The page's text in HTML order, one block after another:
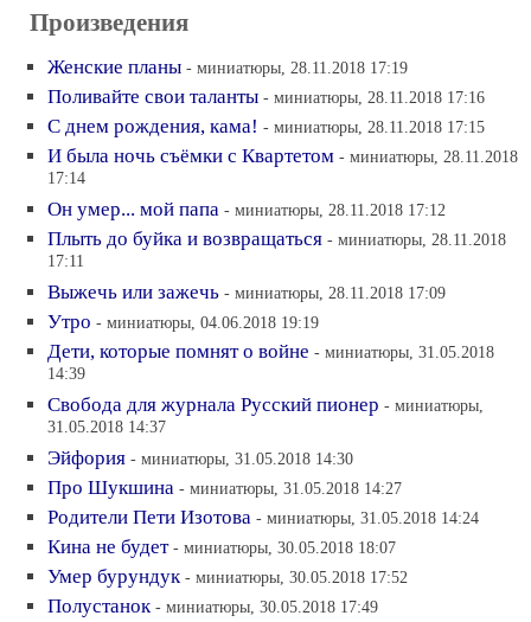
Произведения
Женские планы - миниатюры, 28.11.2018 17:19
Поливайте свои таланты - миниатюры, 28.11.2018 17:16
С днем рождения, кама! - миниатюры, 28.11.2018 17:15
И была ночь съёмки с Квартетом - миниатюры, 28.11.2018
17:14
Он умер... мой папа - миниатюры, 28.11.2018 17:12
Плыть до буйка и возвращаться - миниатюры, 28.11.2018
17:11
Выжечь или зажечь - миниатюры, 28.11.2018 17:09
Утро - миниатюры, 04.06.2018 19:19
Дети, которые помнят о войне - миниатюры, 31.05.2018
14:39
Свобода для журнала Русский пионер - миниатюры,
31.05.2018 14:37
Эйфория - миниатюры, 31.05.2018 14:30
Про Шукшина - миниатюры, 31.05.2018 14:27
Родители Пети Изотова - миниатюры, 31.05.2018 14:24
Кина не будет - миниатюры, 30.05.2018 18:07
Умер бурундук - миниатюры, 30.05.2018 17:52
Полустанок - миниатюры, 30.05.2018 17:49